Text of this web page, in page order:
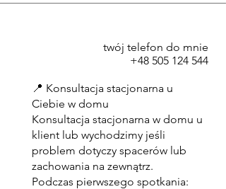
twój telefon do mnie
+48 505 124 544
📍 Konsultacja stacjonarna u
Ciebie w domu
Konsultacja stacjonarna w domu u
klient lub wychodzimy jeśli
problem dotyczy spacerów lub
zachowania na zewnątrz.
Podczas pierwszego spotkania: